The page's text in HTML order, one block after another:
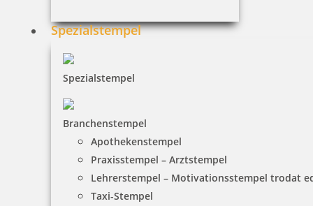
Spezialstempel
Spezialstempel
Branchenstempel
Apothekenstempel
Praxisstempel – Arztstempel
Lehrerstempel – Motivationsstempel trodat
Taxi-Stempel
Trodat Printy 4917 Textstempel Abdruck 49 x 9 mm
19,55 €